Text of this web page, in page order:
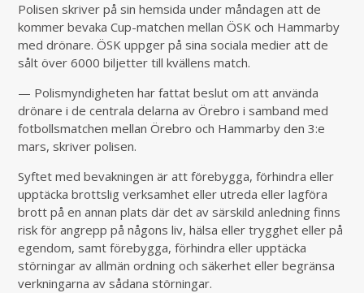
Polisen skriver på sin hemsida under måndagen att de
kommer bevaka Cup-matchen mellan ÖSK och Hammarby
med drönare. ÖSK uppger på sina sociala medier att de
sålt över 6000 biljetter till kvällens match.
— Polismyndigheten har fattat beslut om att använda
drönare i de centrala delarna av Örebro i samband med
fotbollsmatchen mellan Örebro och Hammarby den 3:e
mars, skriver polisen.
Syftet med bevakningen är att förebygga, förhindra eller
upptäcka brottslig verksamhet eller utreda eller lagföra
brott på en annan plats där det av särskild anledning finns
risk för angrepp på någons liv, hälsa eller trygghet eller på
egendom, samt förebygga, förhindra eller upptäcka
störningar av allmän ordning och säkerhet eller begränsa
verkningarna av sådana störningar.